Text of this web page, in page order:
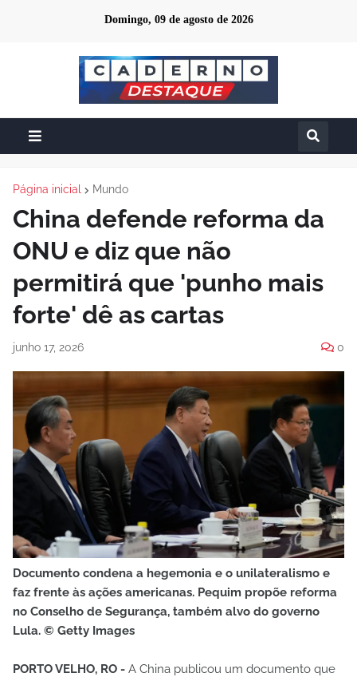
Domingo, 09 de agosto de 2026
Página inicial Mundo
China defende reforma da
ONU e diz que não
permitirá que 'punho mais
forte' dê as cartas
junho 17, 2026 0
Documento condena a hegemonia e o unilateralismo e
faz frente às ações americanas. Pequim propõe reforma
no Conselho de Segurança, também alvo do governo
Lula. © Getty Images
PORTO VELHO, RO - A China publicou um documento que